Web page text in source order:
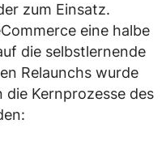
zum Einsatz.
eine halbe
die selbstlernende
Relaunchs wurde
die Kernprozesse des